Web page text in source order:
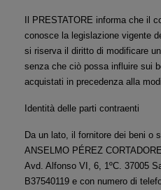
Il PRESTATORE informa che il
conosce la legislazione vigente
si riserva il diritto di modificare
senza che ciò possa influire sui
acquistati in precedenza alla
Identità delle parti contraenti
Da un lato, il fornitore dei beni o
ANSELMO PÉREZ
Avd. Alfonso VI, 6, 1ºC. 37005
B37540119 e con numero di